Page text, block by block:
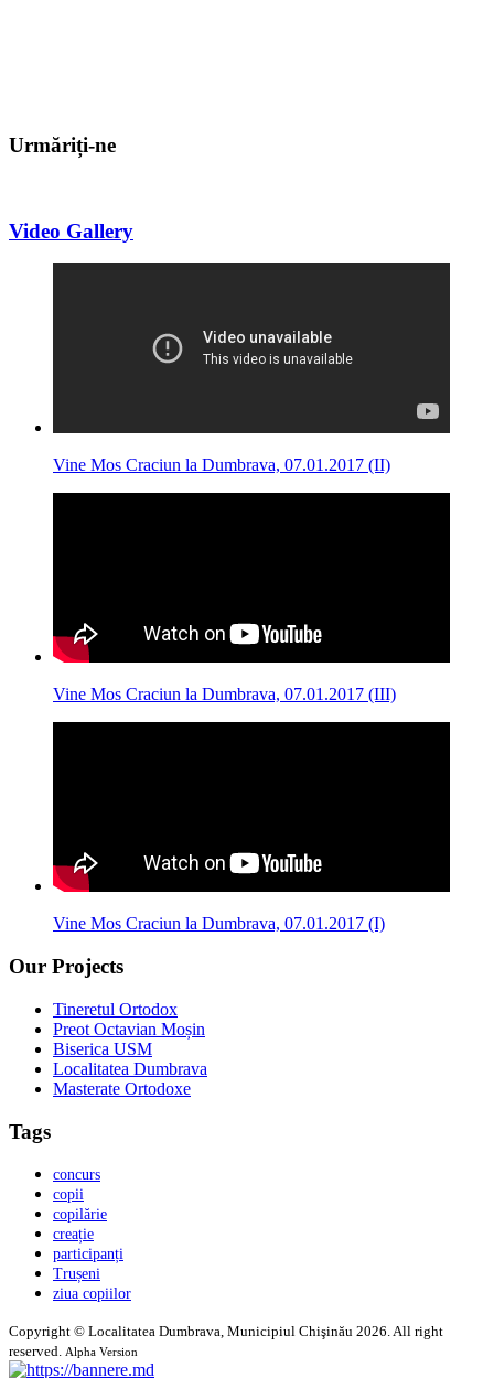
Urmăriți-ne
Video Gallery
Vine Mos Craciun la Dumbrava, 07.01.2017 (II)
Vine Mos Craciun la Dumbrava, 07.01.2017 (III)
Vine Mos Craciun la Dumbrava, 07.01.2017 (I)
Our Projects
Tineretul Ortodox
Preot Octavian Moșin
Biserica USM
Localitatea Dumbrava
Masterate Ortodoxe
Tags
concurs
copii
copilărie
creație
participanți
Trușeni
ziua copiilor
Copyright © Localitatea Dumbrava, Municipiul Chişinău 2026. All right
reserved. Alpha Version